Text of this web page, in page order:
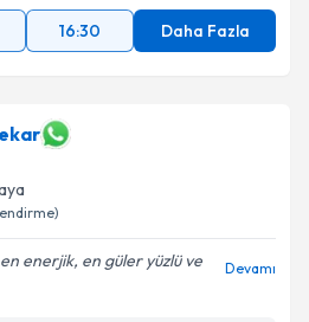
16:30 Daha Fazla
en enerjik, en güler yüzlü ve
Devamı